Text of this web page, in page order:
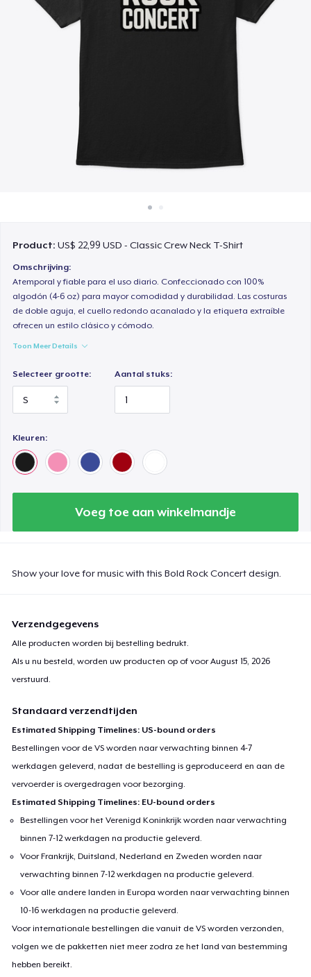
Verkoop overal
Product:US$ 22,99 USD - Classic Crew Neck T-Shirt
Omschrijving:
Atemporal y fiable para el uso diario. Confeccionado con 100%
algodón (4-6 oz) para mayor comodidad y durabilidad. Las costuras
de doble aguja, el cuello redondo acanalado y la etiqueta extraíble
ofrecen un estilo clásico y cómodo.
Toon Meer Details
Selecteer grootte: Aantal stuks:
Kleuren:
Voeg toe aan winkelmandje
Show your love for music with this Bold Rock Concert design.
Verzendgegevens
Alle producten worden bij bestelling bedrukt.
Als u nu besteld, worden uw producten op of voorAugust 15, 2026
verstuurd.
Standaard verzendtijden
Estimated Shipping Timelines: US-bound orders
Bestellingen voor de VS worden naar verwachting binnen 4-7
werkdagen geleverd, nadat de bestelling is geproduceerd en aan de
vervoerder is overgedragen voor bezorging.
Estimated Shipping Timelines: EU-bound orders
Bestellingen voor het Verenigd Koninkrijk worden naar verwachting
binnen 7-12 werkdagen na productie geleverd.
Voor Frankrijk, Duitsland, Nederland en Zweden worden naar
verwachting binnen 7-12 werkdagen na productie geleverd.
Voor alle andere landen in Europa worden naar verwachting binnen
10-16 werkdagen na productie geleverd.
Voor internationale bestellingen die vanuit de VS worden verzonden,
volgen we de pakketten niet meer zodra ze het land van bestemming
hebben bereikt.